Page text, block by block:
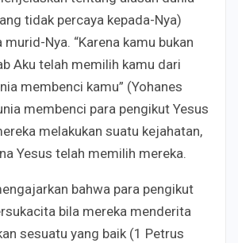
tidak percaya kepada-Nya)
Nya. “Karena kamu bukan
Aku telah memilih kamu dari
membenci kamu” (Yohanes
membenci para pengikut Yesus
melakukan suatu kejahatan,
Yesus telah memilih mereka.
bahwa para pengikut
bila mereka menderita
sesuatu yang baik (1 Petrus